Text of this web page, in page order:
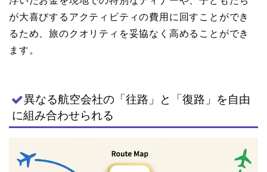
が大喜びするアクティビティの費用に回すことができ
るため、旅のクオリティを妥協なく高めることができ
ます。
異なる航空会社の「往路」と「復路」を自由
に組み合わせられる